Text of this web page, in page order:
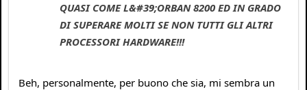
QUASI COME L&#39;ORBAN 8200 ED IN GRADO
DI SUPERARE MOLTI SE NON TUTTI GLI ALTRI
PROCESSORI HARDWARE!!!
Beh, personalmente, per buono che sia, mi sembra un